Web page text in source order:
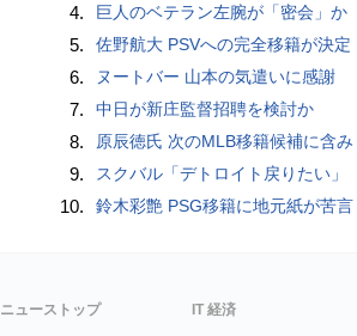
4. 巨人のベテラン左腕が「密会」か
5. 佐野航大 PSVへの完全移籍が決定
6. ヌートバー 山本の気遣いに感謝
7. 中日が新庄監督招聘を検討か
8. 原辰徳氏 次のMLB移籍候補に含み
9. スクバル「デトロイト戻りたい」
10. 鈴木彩艶 PSG移籍に地元紙が苦言
ニューストップ IT 経済